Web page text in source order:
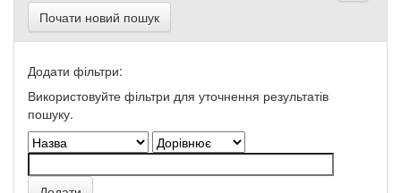
Почати новий пошук
Додати фільтри:
Використовуйте фільтри для уточнення результатів
пошуку.